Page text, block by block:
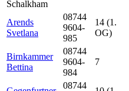
Schalkham
Arends
Svetlana
08744
9604-
985
14 (1.
OG)
Birnkammer
Bettina
08744
9604-
984
7
08744